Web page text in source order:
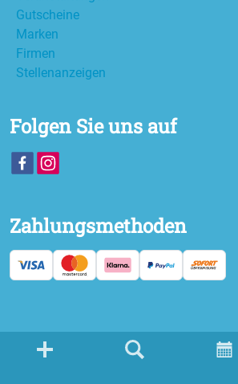
Gutscheine
Marken
Firmen
Stellenanzeigen
Folgen Sie uns auf
Zahlungsmethoden